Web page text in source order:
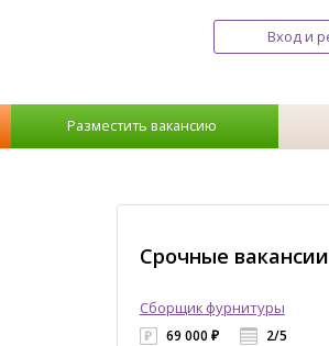
Вход и
Разместить вакансию
Срочные вакансии
Сборщик фурнитуры
69 000 ₽ 2/5